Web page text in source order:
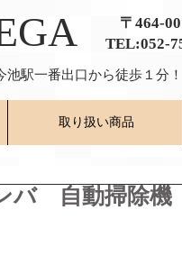
〒464-
TEL:052-
駅一番出口から徒歩１分
バ 自動掃除機
取り扱い商品